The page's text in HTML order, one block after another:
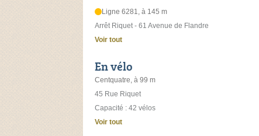
Ligne 6281, à 145 m
Arrêt Riquet - 61 Avenue de Flandre
Voir tout
En vélo
Centquatre, à 99 m
45 Rue Riquet
Capacité : 42 vélos
Voir tout